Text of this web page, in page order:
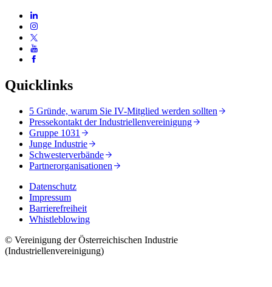
Quicklinks
5 Gründe, warum Sie IV-Mitglied werden sollten
Pressekontakt der Industriellenvereinigung
Gruppe 1031
Junge Industrie
Schwesterverbände
Partnerorganisationen
Datenschutz
Impressum
Barrierefreiheit
Whistleblowing
© Vereinigung der Österreichischen Industrie
(Industriellenvereinigung)